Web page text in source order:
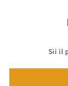
Sii il